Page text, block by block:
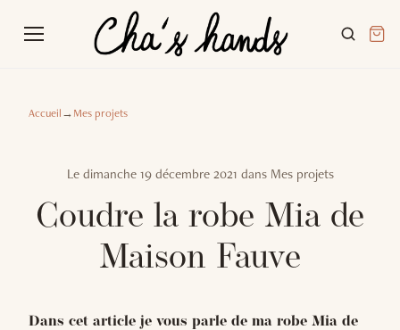
Accueil→Mes projets
Le dimanche 19 décembre 2021 dans Mes projets
Coudre la robe Mia de
Maison Fauve
Dans cet article je vous parle de ma robe Mia de